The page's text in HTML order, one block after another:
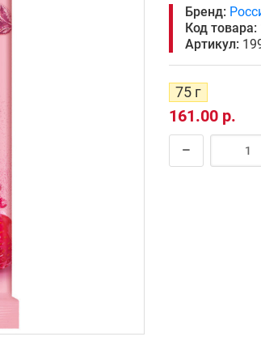
Бренд:
Код товара:
Артикул:
75 г
161.00 р.